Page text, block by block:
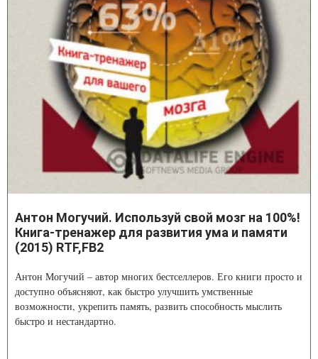
Антон Могучий. Используй свой мозг на 100%!
Книга-тренажер для развития ума и памяти
(2015) RTF,FB2
Антон Могучий – автор многих бестселлеров. Его книги просто и
доступно объясняют, как быстро улучшить умственные
возможности, укрепить память, развить способность мыслить
быстро и нестандартно.